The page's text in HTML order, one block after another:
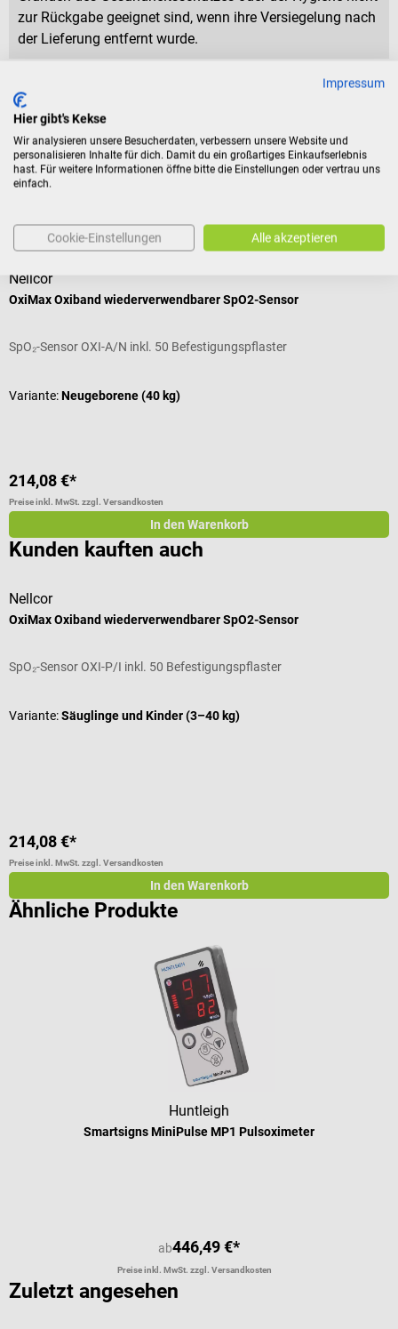
zur Rückgabe geeignet sind, wenn ihre Versiegelung nach
der Lieferung entfernt wurde.
Produktidentifikation
Bewertungen
Zubehör
Nellcor
OxiMax Oxiband wiederverwendbarer SpO2-Sensor
SpO₂-Sensor OXI-A/N inkl. 50 Befestigungspflaster
Variante:Neugeborene (40 kg)
214,08 €*
Preise inkl. MwSt. zzgl. Versandkosten
In den Warenkorb
Kunden kauften auch
Nellcor
OxiMax Oxiband wiederverwendbarer SpO2-Sensor
SpO₂-Sensor OXI-P/I inkl. 50 Befestigungspflaster
Variante:Säuglinge und Kinder (3–40 kg)
214,08 €*
Preise inkl. MwSt. zzgl. Versandkosten
In den Warenkorb
Ähnliche Produkte
Huntleigh
Smartsigns MiniPulse MP1 Pulsoximeter
ab446,49 €*
Preise inkl. MwSt. zzgl. Versandkosten
Zuletzt angesehen
Impressum
Hier gibt's Kekse
Wir analysieren unsere Besucherdaten, verbessern unsere Website und
personalisieren Inhalte für dich. Damit du ein großartiges Einkaufserlebnis
hast. Für weitere Informationen öffne bitte die Einstellungen oder vertrau uns
einfach.
Cookie-Einstellungen Alle akzeptieren